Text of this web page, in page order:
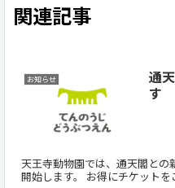
関連記事
お知らせ
通
す
天王寺動物園では、通天閣と
開始します。 お得にチケット